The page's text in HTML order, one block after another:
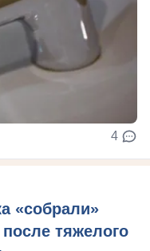
4
«собрали»
тяжелого